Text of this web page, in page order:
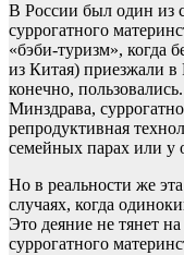
В России был один из
суррогатного
«бэби-туризм», когда
из Китая) приезжали в
конечно,
Минздрава,
репродуктивная
семейных парах или у
Но в реальности же
случаях, когда
Это деяние не тянет
суррогатного